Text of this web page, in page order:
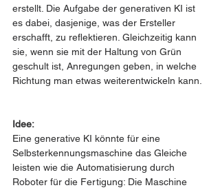
erstellt. Die Aufgabe der generativen KI ist
es dabei, dasjenige, was der Ersteller
erschafft, zu reflektieren. Gleichzeitig kann
sie, wenn sie mit der Haltung von Grün
geschult ist, Anregungen geben, in welche
Richtung man etwas weiterentwickeln kann.
Idee:
Eine generative KI könnte für eine
Selbsterkennungsmaschine das Gleiche
leisten wie die Automatisierung durch
Roboter für die Fertigung: Die Maschine